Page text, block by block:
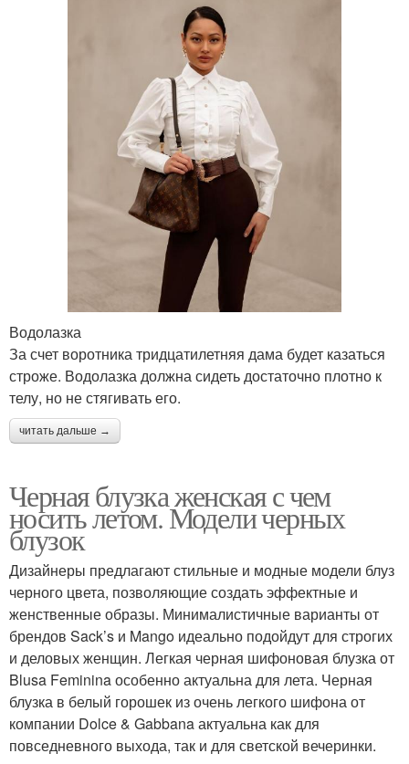
Водолазка
За счет воротника тридцатилетняя дама будет казаться
строже. Водолазка должна сидеть достаточно плотно к
телу, но не стягивать его.
читать дальше →
Черная блузка женская с чем
носить летом. Модели черных
блузок
Дизайнеры предлагают стильные и модные модели блуз
черного цвета, позволяющие создать эффектные и
женственные образы. Минималистичные варианты от
брендов Sack’s и Mango идеально подойдут для строгих
и деловых женщин. Легкая черная шифоновая блузка от
Blusa Feminina особенно актуальна для лета. Черная
блузка в белый горошек из очень легкого шифона от
компании Dolce & Gabbana актуальна как для
повседневного выхода, так и для светской вечеринки.